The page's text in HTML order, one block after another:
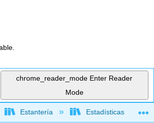
chrome_reader_mode Enter Reader
Mode
jerarquía global
Estantería Estadísticas